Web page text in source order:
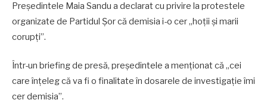
Președintele Maia Sandu a declarat cu privire la protestele
organizate de Partidul Șor că demisia i-o cer „hoții și marii
corupți”.
Într-un briefing de presă, președintele a menționat că „cei
care înțeleg că va fi o finalitate în dosarele de investigație îmi
cer demisia”.